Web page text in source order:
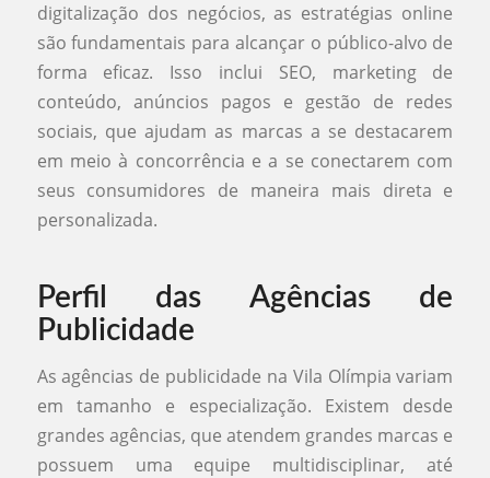
digitalização dos negócios, as estratégias online
são fundamentais para alcançar o público-alvo de
forma eficaz. Isso inclui SEO, marketing de
conteúdo, anúncios pagos e gestão de redes
sociais, que ajudam as marcas a se destacarem
em meio à concorrência e a se conectarem com
seus consumidores de maneira mais direta e
personalizada.
Perfil das Agências de
Publicidade
As agências de publicidade na Vila Olímpia variam
em tamanho e especialização. Existem desde
grandes agências, que atendem grandes marcas e
possuem uma equipe multidisciplinar, até